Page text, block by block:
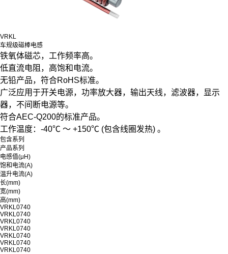
VRKL
车规级磁棒电感
铁氧体磁芯，工作频率高。
低直流电阻，高饱和电流。
无铅产品，符合RoHS标准。
广泛应用于开关电源，功率放大器，输出天线，滤波器，显示
器，不间断电源等。
符合AEC-Q200的标准产品。
工作温度：-40℃ ～ +150℃ (包含线圈发热) 。
包含系列
产品系列
电感值(μH)
饱和电流(A)
温升电流(A)
长(mm)
宽(mm)
高(mm)
VRKL0740
VRKL0740
VRKL0740
VRKL0740
VRKL0740
VRKL0740
VRKL0740